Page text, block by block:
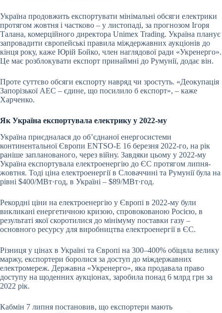
Україна продовжить експортувати мінімальні обсяги електрики
протягом жовтня і частково – у листопаді, за прогнозом Ігоря
Талана, комерційного директора Unimex Trading. Україна планує
запровадити європейські правила міждержавних аукціонів до
кінця року, каже Юрій Бойко, член наглядової ради «Укренерго».
Це має розблокувати експорт принаймні до Румунії, додає він.
Проте суттєво обсяги експорту навряд чи зростуть. «Деокупація
Запорізької АЕС – єдине, що посилило б експорт», – каже
Харченко.
Як Україна експортувала електрику у 2022-му
Україна приєдналася до обʼєднаної енергосистеми
континентальної Європи ENTSO-E 16 березня 2022-го, на рік
раніше запланованого, через війну. Завдяки цьому у 2022-му
Україна експортувала електроенергію до ЄС протягом липня-
жовтня. Тоді ціна електроенергії в Словаччині та Румунії була на
рівні $400/МВт·год, в Україні – $89/МВт·год.
Рекордні ціни на електроенергію у Європі в 2022-му були
викликані енергетичною кризою, спровокованою Росією, в
результаті якої скоротилися до мінімуму поставки газу –
основного ресурсу для виробництва електроенергії в ЄС.
Різниця у цінах в Україні та Європі на 300–400% обіцяла велику
маржу, експортери боролися за доступ до міждержавних
електромереж. Державна «Укренерго», яка продавала право
доступу на щоденних аукціонах, заробила понад 6 млрд грн за
2022 рік.
Кабмін 7 липня постановив, що експортери мають